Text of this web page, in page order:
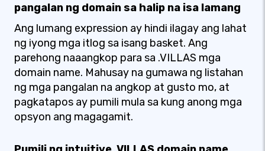
pangalan ng domain sa halip na isa lamang
Ang lumang expression ay hindi ilagay ang lahat
ng iyong mga itlog sa isang basket. Ang
parehong naaangkop para sa .VILLAS mga
domain name. Mahusay na gumawa ng listahan
ng mga pangalan na angkop at gusto mo, at
pagkatapos ay pumili mula sa kung anong mga
opsyon ang magagamit.